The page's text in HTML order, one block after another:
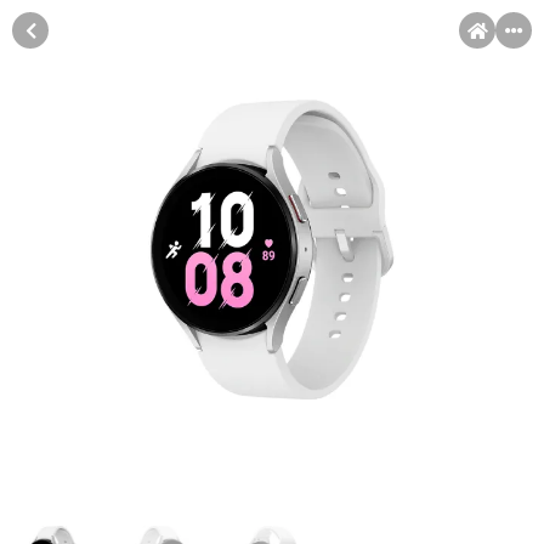
Račun
Pomoć pri kupovini